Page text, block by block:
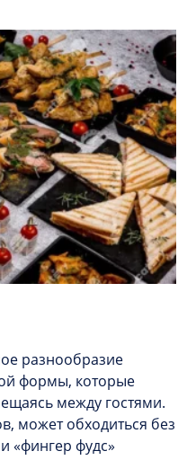
разнообразие
формы, которые
между гостями.
может обходиться без
«фингер фудс»